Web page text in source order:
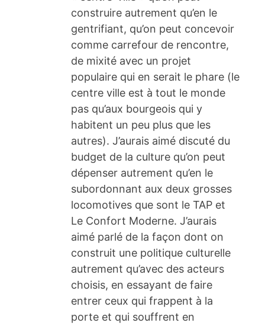
construire autrement qu’en le
gentrifiant, qu’on peut concevoir
comme carrefour de rencontre,
de mixité avec un projet
populaire qui en serait le phare (le
centre ville est à tout le monde
pas qu’aux bourgeois qui y
habitent un peu plus que les
autres). J’aurais aimé discuté du
budget de la culture qu’on peut
dépenser autrement qu’en le
subordonnant aux deux grosses
locomotives que sont le TAP et
Le Confort Moderne. J’aurais
aimé parlé de la façon dont on
construit une politique culturelle
autrement qu’avec des acteurs
choisis, en essayant de faire
entrer ceux qui frappent à la
porte et qui souffrent en